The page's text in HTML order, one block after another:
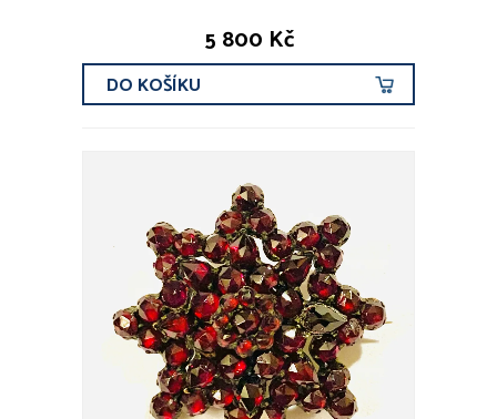
5 800 Kč
DO KOŠÍKU